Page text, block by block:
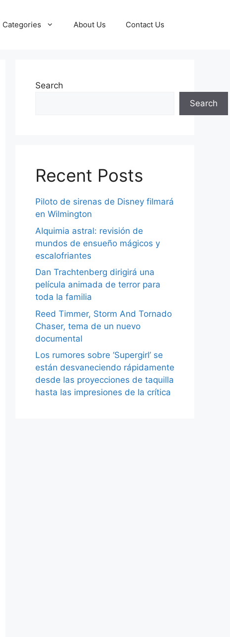
Categories About Us Contact Us
Search
Search
Recent Posts
Piloto de sirenas de Disney filmará
en Wilmington
Alquimia astral: revisión de
mundos de ensueño mágicos y
escalofriantes
Dan Trachtenberg dirigirá una
película animada de terror para
toda la familia
Reed Timmer, Storm And Tornado
Chaser, tema de un nuevo
documental
Los rumores sobre ‘Supergirl’ se
están desvaneciendo rápidamente
desde las proyecciones de taquilla
hasta las impresiones de la crítica